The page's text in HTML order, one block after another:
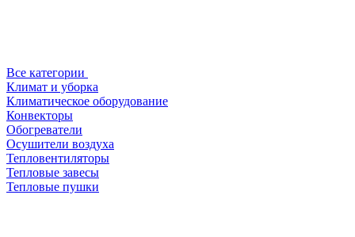
Все категории
Климат и уборка
Климатическое оборудование
Конвекторы
Обогреватели
Осушители воздуха
Тепловентиляторы
Тепловые завесы
Тепловые пушки